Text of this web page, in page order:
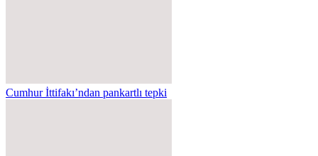
Cumhur İttifakı’ndan pankartlı tepki